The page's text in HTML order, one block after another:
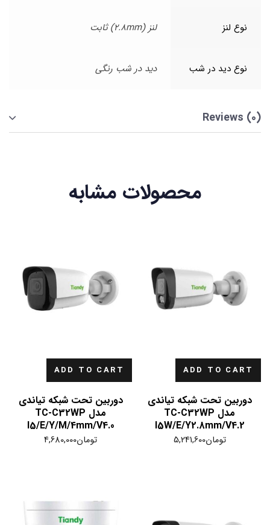
نوع لنز لنز (2.8mm) ثابت
نوع دید در شب دید در شب رنگی
Reviews (0)
محصولات مشابه
ADD TO CART
دوربین تحت شبکه تیاندی
مدل TC-C32WP
I5W/E/Y2.8mm/V4.2
تومان5,241,600
ADD TO CART
دوربین تحت شبکه تیاندی
مدل TC-C32WP
I5/E/Y/M/4mm/V4.0
تومان4,680,000